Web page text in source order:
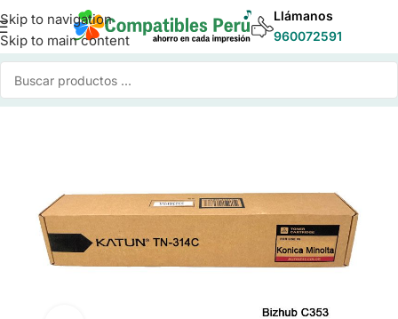
Skip to navigation
Skip to main content
Llámanos
960072591
/Toner para Impresoras/Toner Compatible Konica Minolta